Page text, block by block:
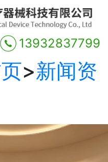
13932837799
>新闻资